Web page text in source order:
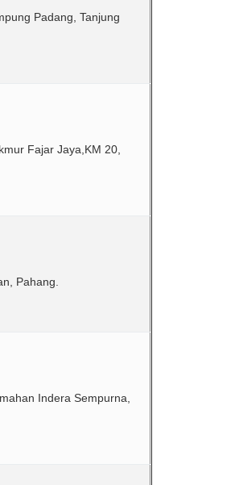
Padang, Tanjung
Fajar Jaya,KM 20,
Pahang.
Indera Sempurna,